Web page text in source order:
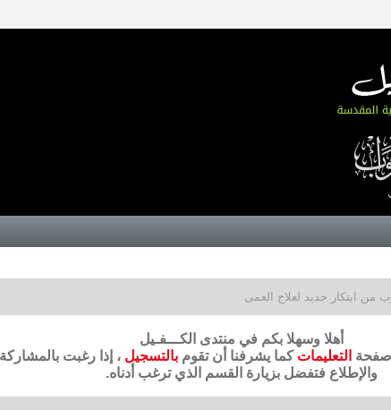
من ابتكار جديد لعلاج العمى
أهلا وسهلا بكم في منتدى الكـــفـيل
صفحة التعليمات كما يشرفنا أن تقوم بالتسجيل ، إذا رغبت
والإطلاع فتفضل بزيارة القسم الذي ترغب أدناه.